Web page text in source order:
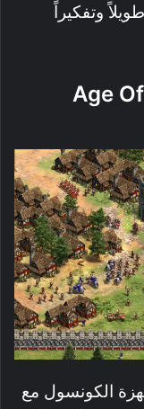
وتفكيراً
2. Age
الكونسول مع